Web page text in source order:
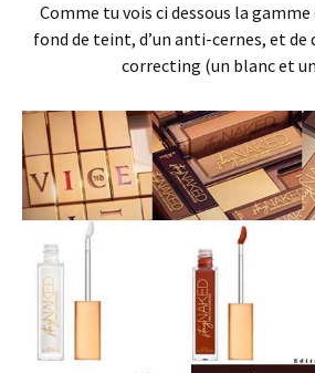
Comme tu vois ci dessous la gamme
fond de teint, d’un anti-cernes, et de
correcting (un blanc et